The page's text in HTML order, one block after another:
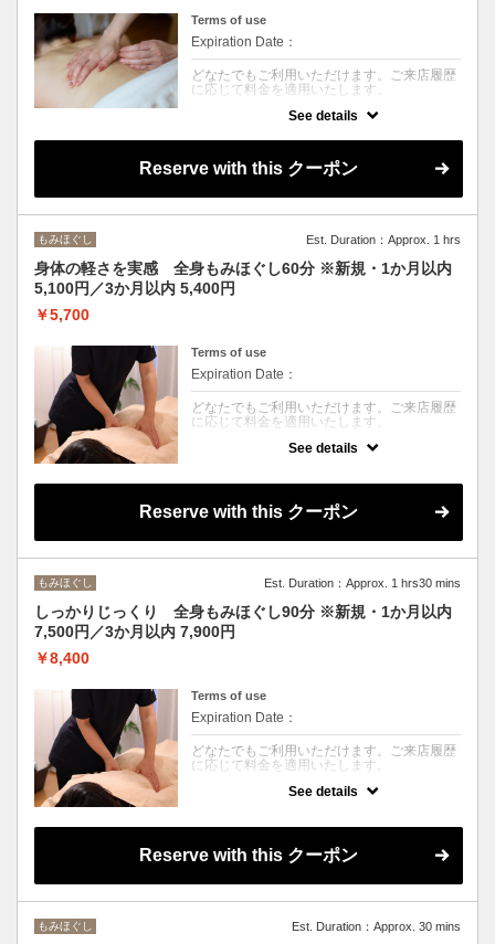
Terms of use
Expiration Date：
どなたでもご利用いただけます。ご来店履歴
に応じて料金を適用いたします。
足浴後、、全身のアロマオイルトリートメン
トと足つぼを組み合わせた人気コースです。
血行やリンパの流れを促し、冷えやむくみ、
巡りを整え、心身ともに深いリラックスへ導
きます。
See details
Reserve with this クーポン
もみほぐし Est. Duration：Approx. 1 hrs
身体の軽さを実感 全身もみほぐし60分 ※新規・1か月以内
5,100円／3か月以内 5,400円
￥5,700
Terms of use
Expiration Date：
どなたでもご利用いただけます。ご来店履歴
に応じて料金を適用いたします。
プローチ。疲労がたまったお身体もすっきり
リフレッシュへ導きます。
See details
Reserve with this クーポン
もみほぐし Est. Duration：Approx. 1 hrs30 mins
しっかりじっくり 全身もみほぐし90分 ※新規・1か月以内
7,500円／3か月以内 7,900円
￥8,400
Terms of use
Expiration Date：
どなたでもご利用いただけます。ご来店履歴
に応じて料金を適用いたします。
全身へ丁寧にアプローチ。
お疲れの箇所をしっかりじっくりほぐし、疲
ラックスをご体感ください。
See details
Reserve with this クーポン
もみほぐし Est. Duration：Approx. 30 mins